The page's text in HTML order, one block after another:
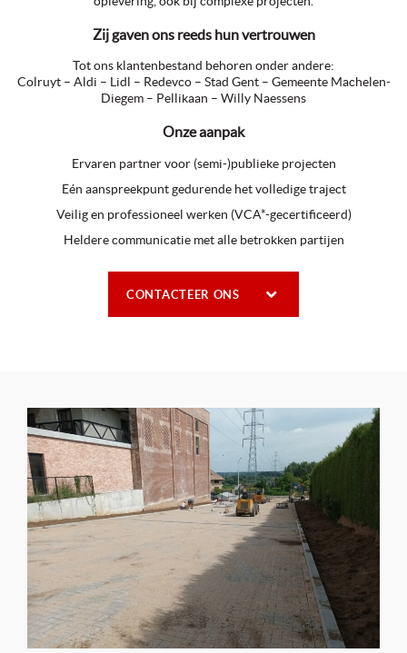
Zij gaven ons reeds hun vertrouwen
Tot ons klantenbestand behoren onder andere:
Colruyt – Aldi – Lidl – Redevco – Stad Gent – Gemeente Machelen-
Diegem – Pellikaan – Willy Naessens
Onze aanpak
Ervaren partner voor (semi-)publieke projecten
Eén aanspreekpunt gedurende het volledige traject
Veilig en professioneel werken (VCA*-gecertificeerd)
Heldere communicatie met alle betrokken partijen
CONTACTEER ONS